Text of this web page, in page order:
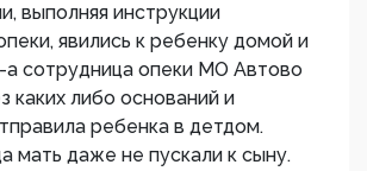
выполняя инструкции
явились к ребенку домой и
а сотрудница опеки МО Автово
каких либо оснований и
ребенка в детдом.
мать даже не пускали к сыну.